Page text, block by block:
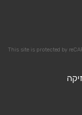
This site is protected by